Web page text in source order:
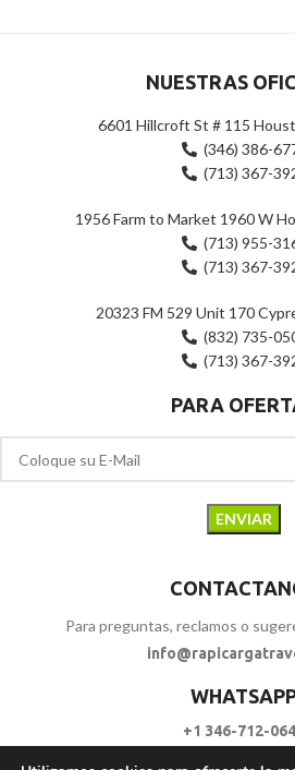
NUESTRAS
6601 Hillcroft St # 115
(346) 386-
(713) 367-
1956 Farm to Market 1960 W
(713) 955-
(713) 367-
20323 FM 529 Unit 170
(832) 735-
(713) 367-
PARA
Para preguntas, reclamos o
+1 346-712-